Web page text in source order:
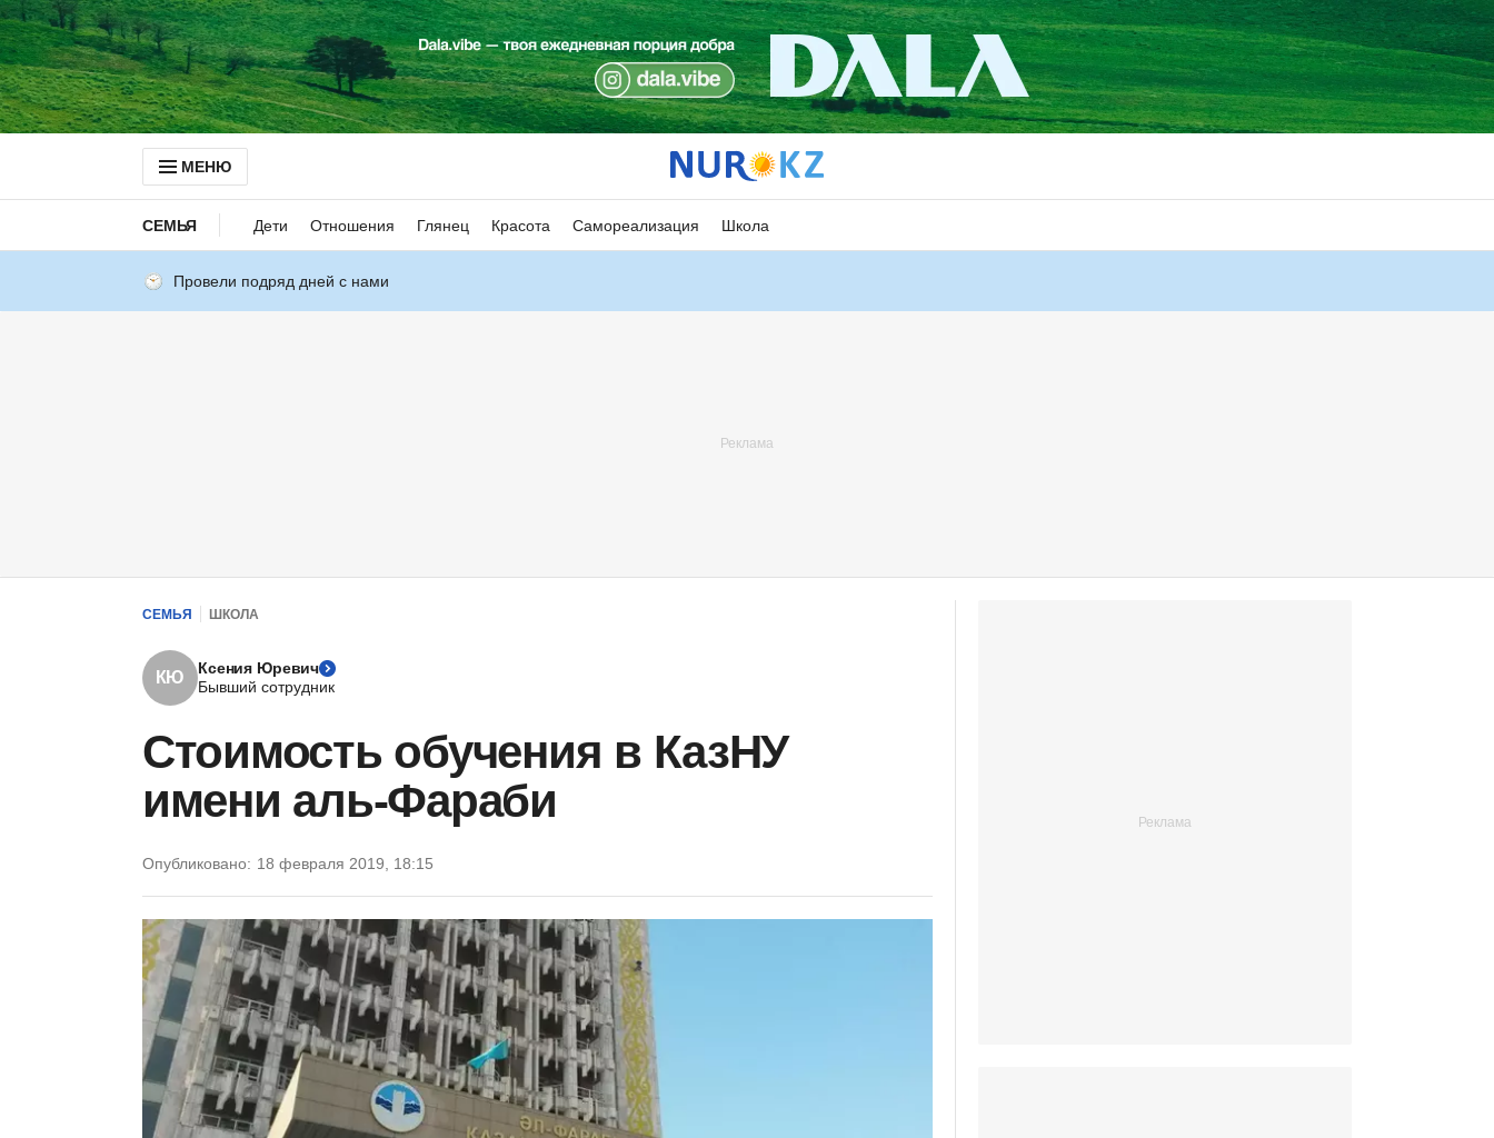
МЕНЮ
СЕМЬЯ Дети Отношения Глянец Красота Самореализация Школа
Провели подряд дней с нами
СЕМЬЯ ШКОЛА
КЮ
Ксения Юревич
Бывший сотрудник
Стоимость обучения в КазНУ
имени аль-Фараби
Опубликовано: 18 февраля 2019, 18:15